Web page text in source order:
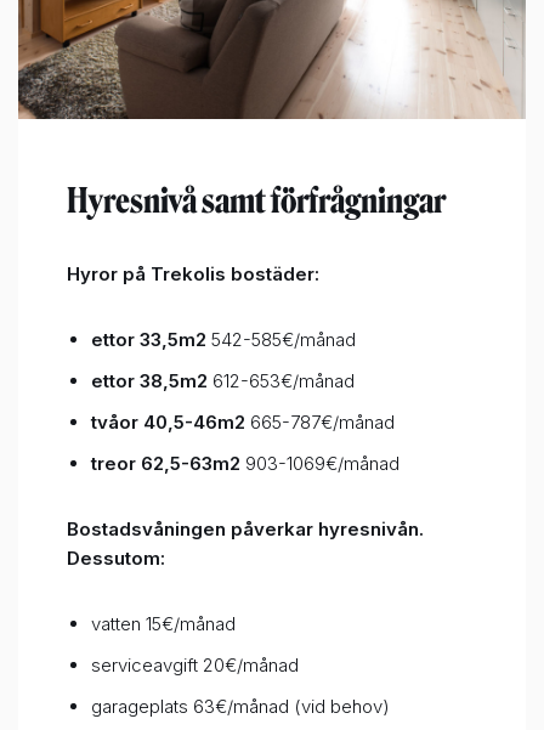
Hyresnivå samt förfrågningar
Hyror på Trekolis bostäder:
ettor 33,5m2 542-585€/månad
ettor 38,5m2 612-653€/månad
tvåor 40,5-46m2 665-787€/månad
treor 62,5-63m2 903-1069€/månad
Bostadsvåningen påverkar hyresnivån.
Dessutom:
vatten 15€/månad
serviceavgift 20€/månad
garageplats 63€/månad (vid behov)